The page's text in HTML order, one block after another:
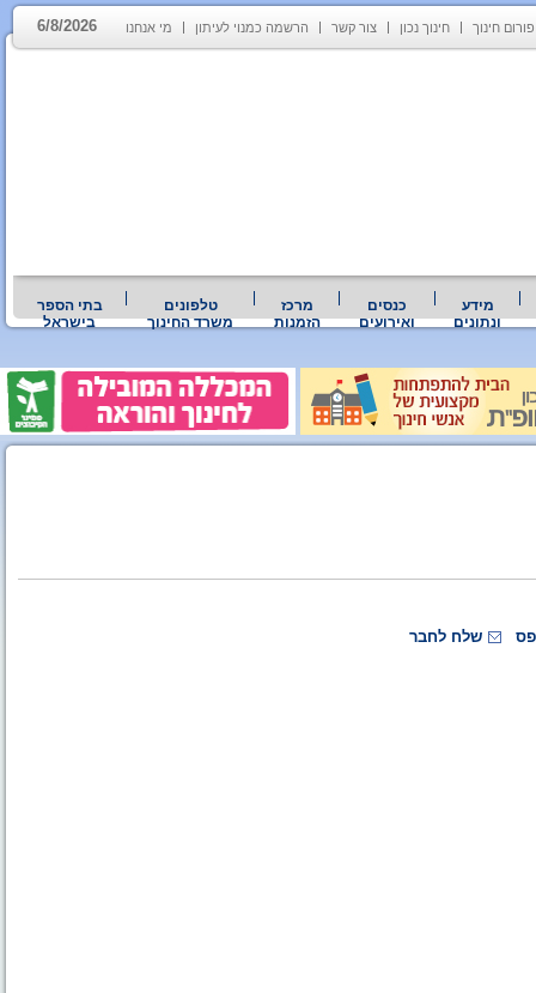
פורום חינוך חינוך נכון צור קשר הרשמה כמנוי לעיתון מי אנחנו 6/8/2026
מידע
ונתונים
כנסים
ואירועים
מרכז
הזמנות
טלפונים
משרד החינוך
בתי הספר
בישראל
שלח לחבר